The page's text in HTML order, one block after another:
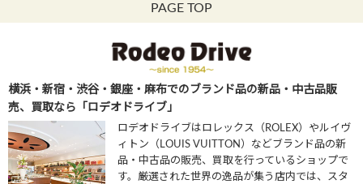
PAGE TOP
横浜・新宿・渋谷・銀座・麻布でのブランド品の新品・中古品販
売、買取なら「ロデオドライブ」
ロデオドライブはロレックス（ROLEX）やルイヴ
ィトン（LOUIS VUITTON）などブランド品の新
品・中古品の販売、買取を行っているショップで
す。厳選された世界の逸品が集う店内では、スタ